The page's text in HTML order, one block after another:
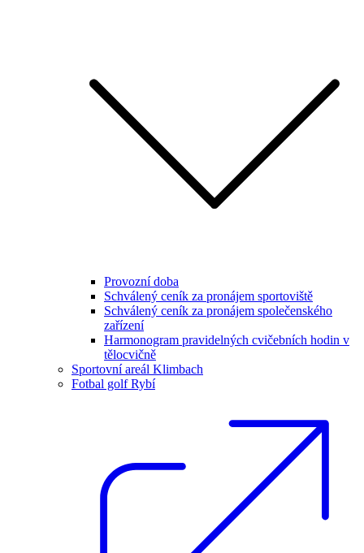
Provozní doba
Schválený ceník za pronájem sportoviště
Schválený ceník za pronájem společenského
zařízení
Harmonogram pravidelných cvičebních hodin v
tělocvičně
Sportovní areál Klimbach
Fotbal golf Rybí